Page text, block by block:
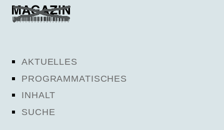
AKTUELLES
PROGRAMMATISCHES
INHALT
SUCHE